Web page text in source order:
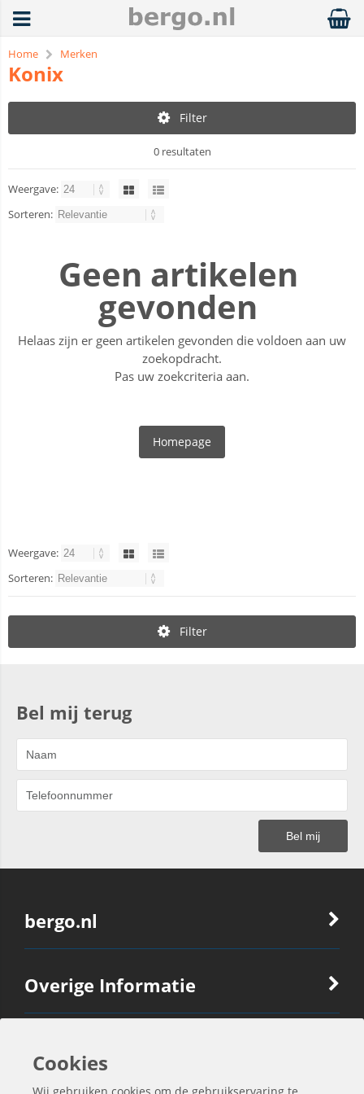
Home Merken
Konix
Filter
0 resultaten
Weergave:
Sorteren:
Geen artikelen
gevonden
Helaas zijn er geen artikelen gevonden die voldoen aan uw
zoekopdracht.
Pas uw zoekcriteria aan.
Homepage
Weergave:
Sorteren:
Filter
Bel mij terug
bergo.nl
Overige Informatie
Ook Interessant
Cookies